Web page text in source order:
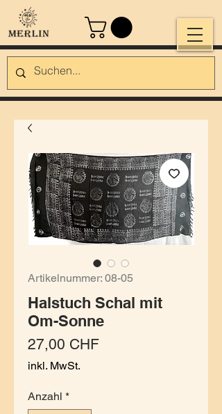
Artikelnummer: 08-05
Halstuch Schal mit
Om-Sonne
27,00 CHFPreis
inkl. MwSt.
Anzahl *